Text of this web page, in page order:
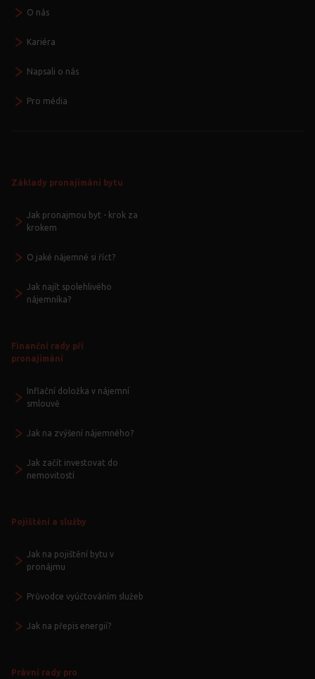
O nás
Kariéra
Napsali o nás
Pro média
Základy pronajímání bytu
Jak pronajmou byt - krok za
krokem
O jaké nájemné si říct?
Jak najít spolehlivého
nájemníka?
Finanční rady při
pronajímání
Inflační doložka v nájemní
smlouvě
Jak na zvýšení nájemného?
Jak začít investovat do
nemovitostí
Pojištění a služby
Jak na pojištění bytu v
pronájmu
Průvodce vyúčtováním služeb
Jak na přepis energií?
Právní rady pro